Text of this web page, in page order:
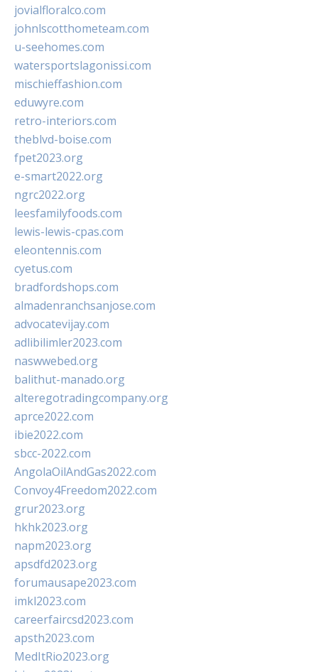
jovialfloralco.com
johnlscotthometeam.com
u-seehomes.com
watersportslagonissi.com
mischieffashion.com
eduwyre.com
retro-interiors.com
theblvd-boise.com
fpet2023.org
e-smart2022.org
ngrc2022.org
leesfamilyfoods.com
lewis-lewis-cpas.com
eleontennis.com
cyetus.com
bradfordshops.com
almadenranchsanjose.com
advocatevijay.com
adlibilimler2023.com
naswwebed.org
balithut-manado.org
alteregotradingcompany.org
aprce2022.com
ibie2022.com
sbcc-2022.com
AngolaOilAndGas2022.com
Convoy4Freedom2022.com
grur2023.org
hkhk2023.org
napm2023.org
apsdfd2023.org
forumausape2023.com
imkl2023.com
careerfaircsd2023.com
apsth2023.com
MedItRio2023.org